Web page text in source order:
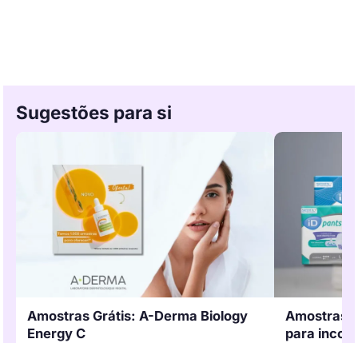
Sugestões para si
Amostras Grátis: A-Derma Biology
Energy C
Amostras
para